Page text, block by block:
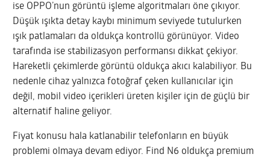
ise OPPO’nun görüntü işleme algoritmaları öne çıkıyor.
Düşük ışıkta detay kaybı minimum seviyede tutulurken
ışık patlamaları da oldukça kontrollü görünüyor. Video
tarafında ise stabilizasyon performansı dikkat çekiyor.
Hareketli çekimlerde görüntü oldukça akıcı kalabiliyor. Bu
nedenle cihaz yalnızca fotoğraf çeken kullanıcılar için
değil, mobil video içerikleri üreten kişiler için de güçlü bir
alternatif haline geliyor.
Fiyat konusu hala katlanabilir telefonların en büyük
problemi olmaya devam ediyor. Find N6 oldukça premium